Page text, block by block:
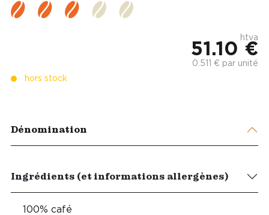
htva
51.10 €
0.511 € par unité
hors stock
Dénomination
Ingrédients (et informations allergènes)
100% café